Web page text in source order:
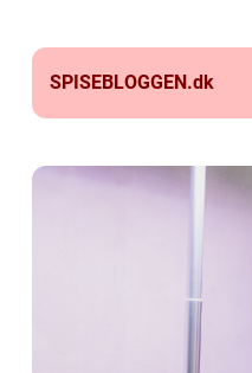
SPISEBLOGGEN.dk